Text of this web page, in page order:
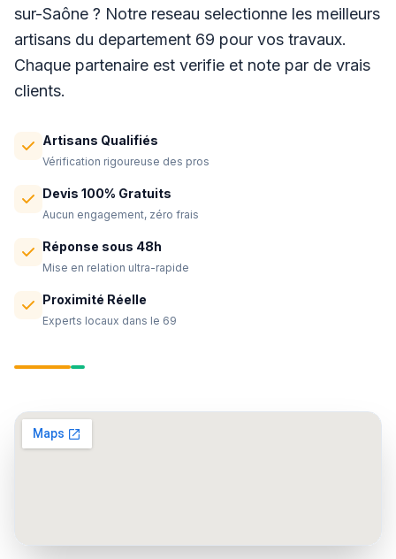
sur-Saône ? Notre reseau selectionne les meilleurs
artisans du departement 69 pour vos travaux.
Chaque partenaire est verifie et note par de vrais
clients.
Artisans Qualifiés
Vérification rigoureuse des pros
Devis 100% Gratuits
Aucun engagement, zéro frais
Réponse sous 48h
Mise en relation ultra-rapide
Proximité Réelle
Experts locaux dans le 69